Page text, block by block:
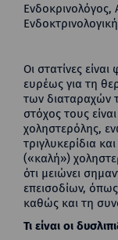
Ενδοκρινολόγος,
Οι στατίνες
ευρέως για τη
των διαταραχών
στόχος τους
χοληστερόλης,
τριγλυκερίδια
(«καλή»)
ότι μειώνει
επεισοδίων,
καθώς και τη
Τι είναι οι